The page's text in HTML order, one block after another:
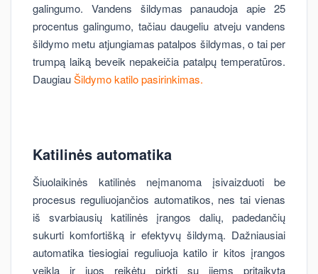
galingumo. Vandens šildymas panaudoja apie 25
procentus galingumo, tačiau daugeliu atveju vandens
šildymo metu atjungiamas patalpos šildymas, o tai per
trumpą laiką beveik nepakeičia patalpų temperatūros.
DaugiauŠildymo katilo pasirinkimas.
Katilinės automatika
Šiuolaikinės katilinės neįmanoma įsivaizduoti be
procesus reguliuojančios automatikos, nes tai vienas
iš svarbiausių katilinės įrangos dalių, padedančių
sukurti komfortišką ir efektyvų šildymą. Dažniausiai
automatika tiesiogiai reguliuoja katilo ir kitos įrangos
veiklą ir juos reikėtų pirkti su jiems pritaikyta